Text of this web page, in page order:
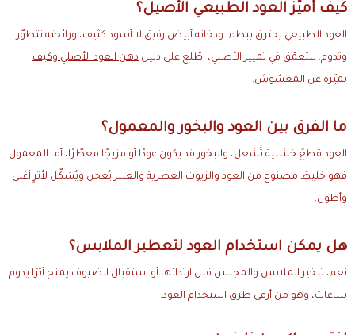
كيف أميّز العود الطبيعي الأصيل؟
العود الطبيعي يحترق ببطء، ودخانه أبيض رقيق لا أسود كثيف، ورائحته تتطوّر
وتدوم. للتعمّق في تمييز الأصلي، اطّلع على دليل دهن العود الأصلي وكيف
تميّزه عن المغشوش.
ما الفرق بين العود والبخور والمعمول؟
العود قطعٌ خشبية تُشعل، والبخور قد يكون عودًا أو مزيجًا معطّرًا، أما المعمول
فهو خليطٌ مصنوع من العود والزيوت العطرية والعنبر يُعجن ويُشكّل لأثرٍ أغنى
وأطول.
هل يمكن استخدام العود لتعطير الملابس؟
نعم، تبخير الملابس والمجلس قبل ارتدائها أو استقبال الضيوف يمنح أثرًا يدوم
ساعات، وهو من أرقى طرق استخدام العود.